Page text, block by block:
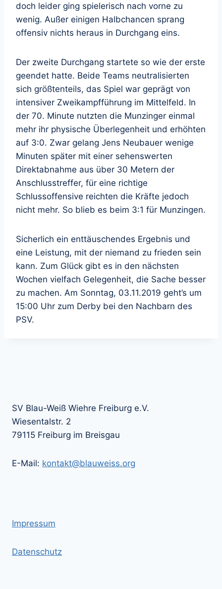
doch leider ging spielerisch nach vorne zu
wenig. Außer einigen Halbchancen sprang
offensiv nichts heraus in Durchgang eins.
Der zweite Durchgang startete so wie der erste
geendet hatte. Beide Teams neutralisierten
sich größtenteils, das Spiel war geprägt von
intensiver Zweikampfführung im Mittelfeld. In
der 70. Minute nutzten die Munzinger einmal
mehr ihr physische Überlegenheit und erhöhten
auf 3:0. Zwar gelang Jens Neubauer wenige
Minuten später mit einer sehenswerten
Direktabnahme aus über 30 Metern der
Anschlusstreffer, für eine richtige
Schlussoffensive reichten die Kräfte jedoch
nicht mehr. So blieb es beim 3:1 für Munzingen.
Sicherlich ein enttäuschendes Ergebnis und
eine Leistung, mit der niemand zu frieden sein
kann. Zum Glück gibt es in den nächsten
Wochen vielfach Gelegenheit, die Sache besser
zu machen. Am Sonntag, 03.11.2019 geht’s um
15:00 Uhr zum Derby bei den Nachbarn des
PSV.
SV Blau-Weiß Wiehre Freiburg e.V.
Wiesentalstr. 2
79115 Freiburg im Breisgau
E-Mail: kontakt@blauweiss.org
Impressum
Datenschutz